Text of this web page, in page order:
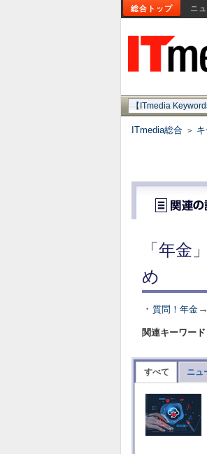
総合トップ ニ
【ITmedia
ITmedia総合 >
「年金
め
・ 質問！年金
関連キーワード
すべて ニュ